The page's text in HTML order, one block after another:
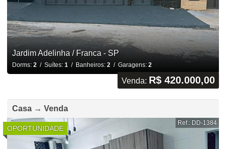
Jardim Adelinha / Franca - SP
Dorms: 2/ Suítes: 1 / Banheiros: 2/ Garagens: 2
Venda: R$ 420.000,00
Casa → Venda
OPORTUNIDADE
Ref.: DD-1384